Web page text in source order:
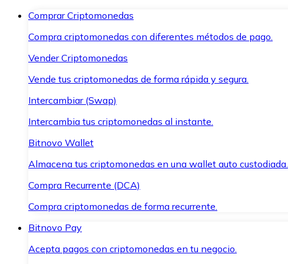
Comprar Criptomonedas
Compra criptomonedas con diferentes métodos de pago.
Vender Criptomonedas
Vende tus criptomonedas de forma rápida y segura.
Intercambiar (Swap)
Intercambia tus criptomonedas al instante.
Bitnovo Wallet
Almacena tus criptomonedas en una wallet auto custodiada.
Compra Recurrente (DCA)
Compra criptomonedas de forma recurrente.
Bitnovo Pay
Acepta pagos con criptomonedas en tu negocio.